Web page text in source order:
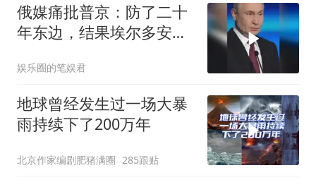
俄媒痛批普京：防了二十
年东边，结果埃尔多安把
娱乐圈的笔娱君
地球曾经发生过一场大暴
雨持续下了200万年
北京作家编剧肥猪满圈 285跟贴